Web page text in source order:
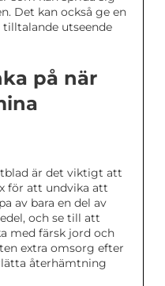
Det kan också ge en
utseende
på när
är det viktigt att
för att undvika att
av bara en del av
och se till att
med färsk jord och
extra omsorg efter
återhämtning